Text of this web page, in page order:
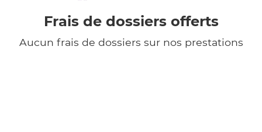
Frais de dossiers offerts
Aucun frais de dossiers sur nos prestations